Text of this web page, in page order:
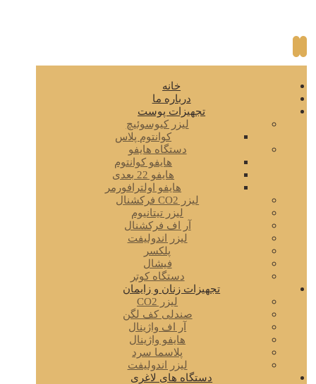
خانه
درباره ما
تجهیزات پوست
لیزر کیوسوئیچ
کوانتوم پلاس
دستگاه هایفو
هایفو کوانتوم
هایفو 22 بعدی
هایفو اولترافورمر
لیزر CO2 فرکشنال
لیزر تیتانیوم
آر اف فرکشنال
لیزر اندولیفت
پلکسر
فیشال
دستگاه کوتر
تجهیزات زنان و زایمان
لیزر CO2
صندلی کف لگن
آر اف واژینال
هایفو واژینال
پلاسما سرد
لیزر اندولیفت
دستگاه های لاغری